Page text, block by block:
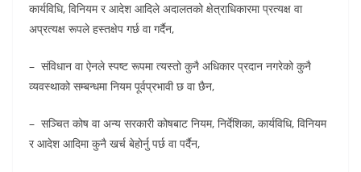
कार्यविधि, विनियम र आदेश आदिले अदालतको क्षेत्राधिकारमा प्रत्यक्ष वा
अप्रत्यक्ष रूपले हस्तक्षेप गर्छ वा गर्दैन,
– संविधान वा ऐनले स्पष्ट रूपमा त्यस्तो कुनै अधिकार प्रदान नगरेको कुनै
व्यवस्थाको सम्बन्धमा नियम पूर्वप्रभावी छ वा छैन,
– सञ्चित कोष वा अन्य सरकारी कोषबाट नियम, निर्देशिका, कार्यविधि, विनियम
र आदेश आदिमा कुनै खर्च बेहोर्नु पर्छ वा पर्दैन,